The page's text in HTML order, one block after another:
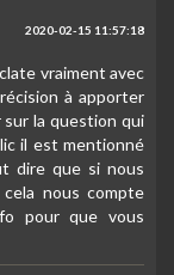
2020-02-15 11:57:18
vraiment avec
à apporter
la question qui
il est mentionné
dire que si nous
nous compte
pour que vous